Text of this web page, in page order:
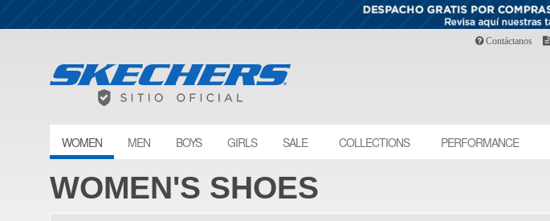
Contáctanos
WOMEN MEN BOYS GIRLS SALE COLLECTIONS PERFORMANCE
WOMEN'S SHOES